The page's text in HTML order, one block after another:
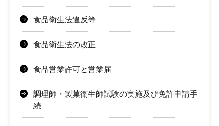
食品衛生法違反等
食品衛生法の改正
食品営業許可と営業届
調理師・製菓衛生師試験の実施及び免許申請手
続